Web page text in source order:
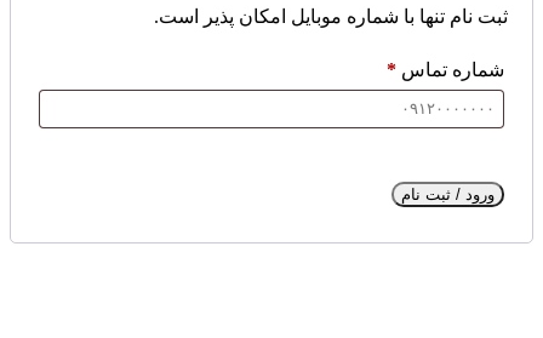
ثبت نام تنها با شماره موبایل امکان پذیر است.
شماره تماس *
ورود / ثبت نام